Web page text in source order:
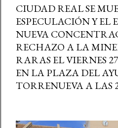
CIUDAD REAL SE
ESPECULACIÓN Y EL
NUEVA
RECHAZO A LA
RARAS EL VIERNES
EN LA PLAZA DEL
TORRENUEVA A LAS